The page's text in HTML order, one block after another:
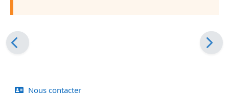
Nous contacter